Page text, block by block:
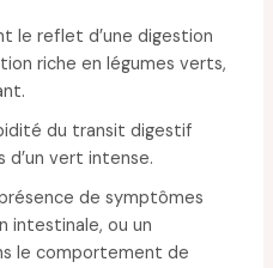
le reflet d’une digestion
riche en légumes verts,
du transit digestif
d’un vert intense.
de symptômes
intestinale, ou un
le comportement de